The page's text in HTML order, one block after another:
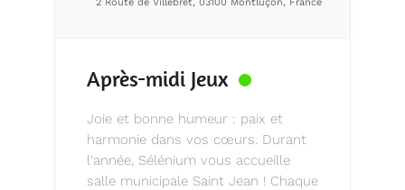
Après-midi Jeux
Joie et bonne humeur : paix et
harmonie dans vos cœurs. Durant
l'année, Sélénium vous accueille
salle municipale Saint Jean ! Chaque